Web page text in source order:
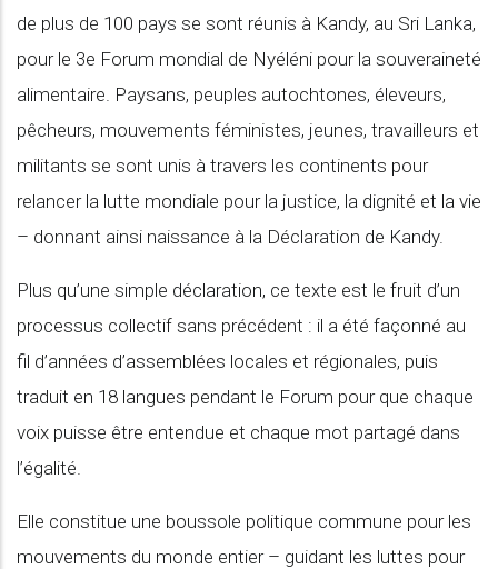
de plus de 100 pays se sont réunis à Kandy, au Sri Lanka,
pour le 3e Forum mondial de Nyéléni pour la souveraineté
alimentaire. Paysans, peuples autochtones, éleveurs,
pêcheurs, mouvements féministes, jeunes, travailleurs et
militants se sont unis à travers les continents pour
relancer la lutte mondiale pour la justice, la dignité et la vie
– donnant ainsi naissance à la Déclaration de Kandy.
Plus qu’une simple déclaration, ce texte est le fruit d’un
processus collectif sans précédent : il a été façonné au
fil d’années d’assemblées locales et régionales, puis
traduit en 18 langues pendant le Forum pour que chaque
voix puisse être entendue et chaque mot partagé dans
l’égalité.
Elle constitue une boussole politique commune pour les
mouvements du monde entier – guidant les luttes pour